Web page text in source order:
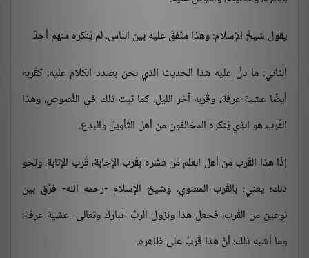
يقول شيخُ الإسلام: وهذا متَّفقٌ عليه بين الناس، لم يُنكره منهم أحدٌ.
الثاني: ما دلَّ عليه هذا الحديث الذي نحن بصدد الكلام عليه: كقُربه
أيضًا عشية عرفة، وقُربه آخر الليل، كما ثبت ذلك في النُّصوص، وهذا
القُرب هو الذي يُنكره المخالفون من أهل التَّأويل والبدع.
إذًا هذا القُرب من أهل العلم مَن فسَّره بقُرب الإجابة، قُرب الإثابة، ونحو
ذلك؛ يعني: بالقُرب المعنوي، وشيخ الإسلام -رحمه الله- فرَّق بين
نوعين من القُرب، فجعل هذا ونزول الربِّ -تبارك وتعالى- عشية عرفة،
وما أشبه ذلك؛ أنَّ هذا قُربٌ على ظاهره.